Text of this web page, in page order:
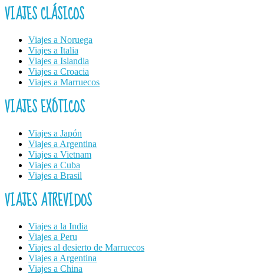
VIAJES CLÁSICOS
Viajes a Noruega
Viajes a Italia
Viajes a Islandia
Viajes a Croacia
Viajes a Marruecos
VIAJES EXÓTICOS
Viajes a Japón
Viajes a Argentina
Viajes a Vietnam
Viajes a Cuba
Viajes a Brasil
VIAJES ATREVIDOS
Viajes a la India
Viajes a Peru
Viajes al desierto de Marruecos
Viajes a Argentina
Viajes a China